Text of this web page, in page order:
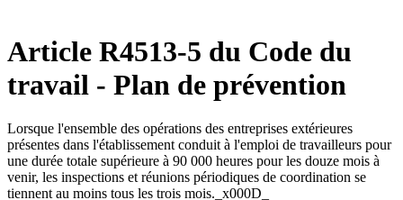
Article R4513-5 du Code du
travail - Plan de prévention
Lorsque l'ensemble des opérations des entreprises extérieures
présentes dans l'établissement conduit à l'emploi de travailleurs pour
une durée totale supérieure à 90 000 heures pour les douze mois à
venir, les inspections et réunions périodiques de coordination se
tiennent au moins tous les trois mois._x000D_